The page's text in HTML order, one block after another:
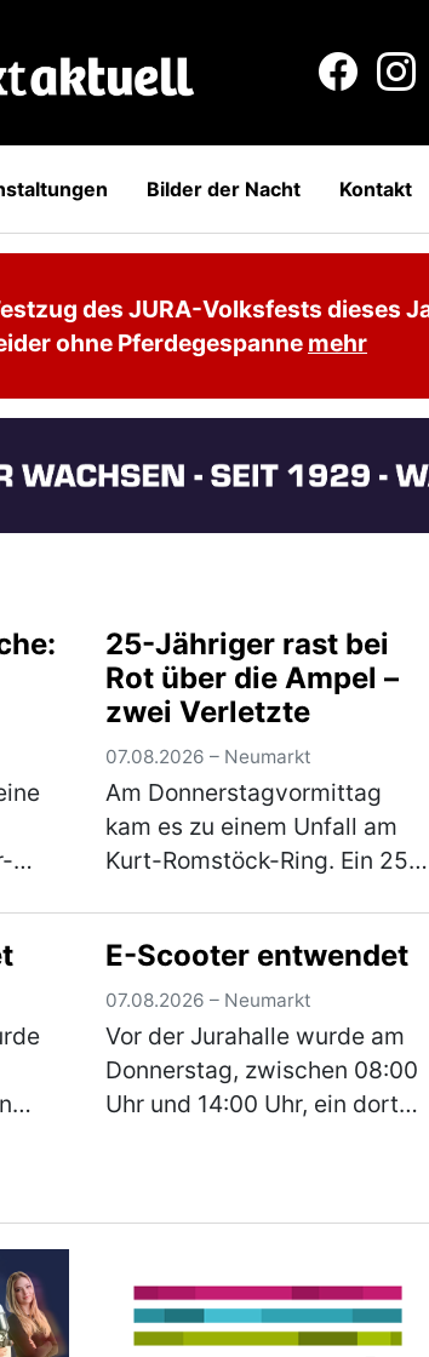
Bilder der Nacht Kontakt
des JURA-Volksfests dieses
ohne Pferdegespanne mehr
25-Jähriger rast bei
Rot über die Ampel –
zwei Verletzte
07.08.2026 – Neumarkt
Am Donnerstagvormittag
kam es zu einem Unfall am
Kurt-Romstöck-Ring. Ein 25-
unterwegs, als er an der
Kreuzung mit der
Ringstraße/St-Florian-Straß…
(mehr)
E-Scooter entwendet
07.08.2026 – Neumarkt
Vor der Jurahalle wurde am
Donnerstag, zwischen 08:00
Uhr und 14:00 Uhr, ein dort